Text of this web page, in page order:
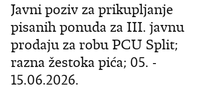
Javni poziv za prikupljanje
pisanih ponuda za III. javnu
prodaju za robu PCU Split;
razna žestoka pića; 05. -
15.06.2026.